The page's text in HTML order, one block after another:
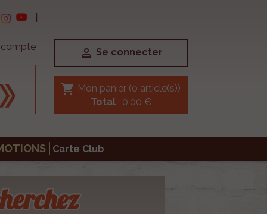
 Se connecter
shopping_cart Mon panier (0 article(s))
Total: 0,00 €
Carte Club